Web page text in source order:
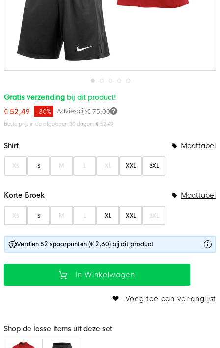
Ga
naar
het
begin
van
gallerij
Gratis verzending bij dit product!
€ 52,49
Adviesprijs€ 75,00
-30%
Beste prijs in de afgelopen 30 dagen: € 52,49
Shirt Maattabel
XS S M L XL XXL 3XL
Korte Broek Maattabel
XS S M L XL XXL 3XL
Verdien 52 spaarpunten (€ 2,60) bij dit product
In Winkelwagen
Voeg toe aan verlanglijst
Shop de losse items uit deze set